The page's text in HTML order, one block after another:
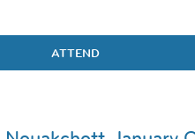
ATTEND